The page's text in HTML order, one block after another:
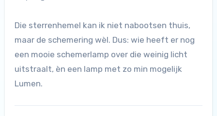
Die sterrenhemel kan ik niet nabootsen thuis,
maar de schemering wèl. Dus: wie heeft er nog
een mooie schemerlamp over die weinig licht
uitstraalt, èn een lamp met zo min mogelijk
Lumen.